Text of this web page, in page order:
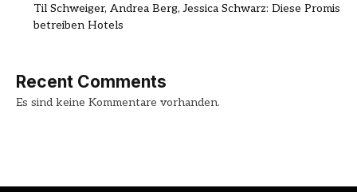
Til Schweiger, Andrea Berg, Jessica Schwarz: Diese Promis
betreiben Hotels
Recent Comments
Es sind keine Kommentare vorhanden.